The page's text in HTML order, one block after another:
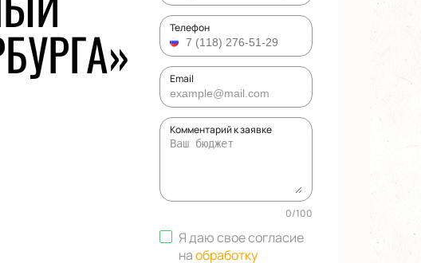
Телефон
Email
Комментарий к заявке
0/100
Я даю свое согласие
наобработку